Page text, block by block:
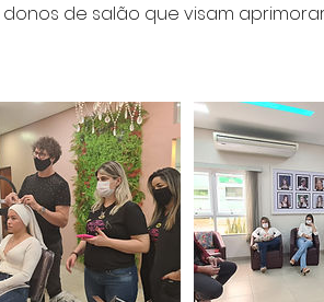
de salão que visam